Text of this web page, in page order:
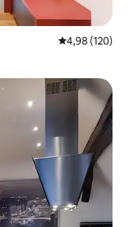
Keskmine
4,98 (120)